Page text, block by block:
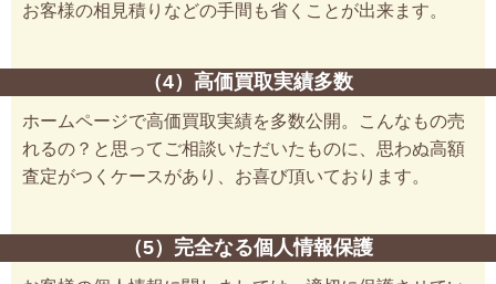
お客様の相見積りなどの手間も省くことが出来ます。
（4）高価買取実績多数
ホームページで高価買取実績を多数公開。こんなもの売
れるの？と思ってご相談いただいたものに、思わぬ高額
査定がつくケースがあり、お喜び頂いております。
（5）完全なる個人情報保護